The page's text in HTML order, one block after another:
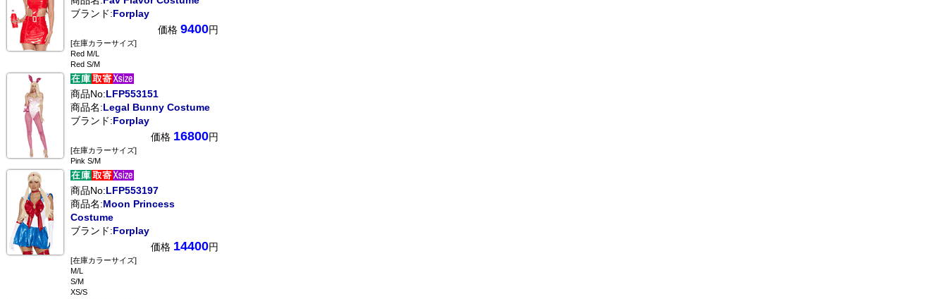
ブランド:Forplay
価格 9400円
[在庫カラーサイズ]
Red M/L
Red S/M
商品No:LFP553151
商品名:Legal Bunny Costume
ブランド:Forplay
価格 16800円
[在庫カラーサイズ]
Pink S/M
商品No:LFP553197
商品名:Moon Princess
Costume
ブランド:Forplay
価格 14400円
[在庫カラーサイズ]
M/L
S/M
XS/S